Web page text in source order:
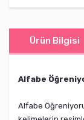
Ürün Bilgisi
Alfabe
Alfabe